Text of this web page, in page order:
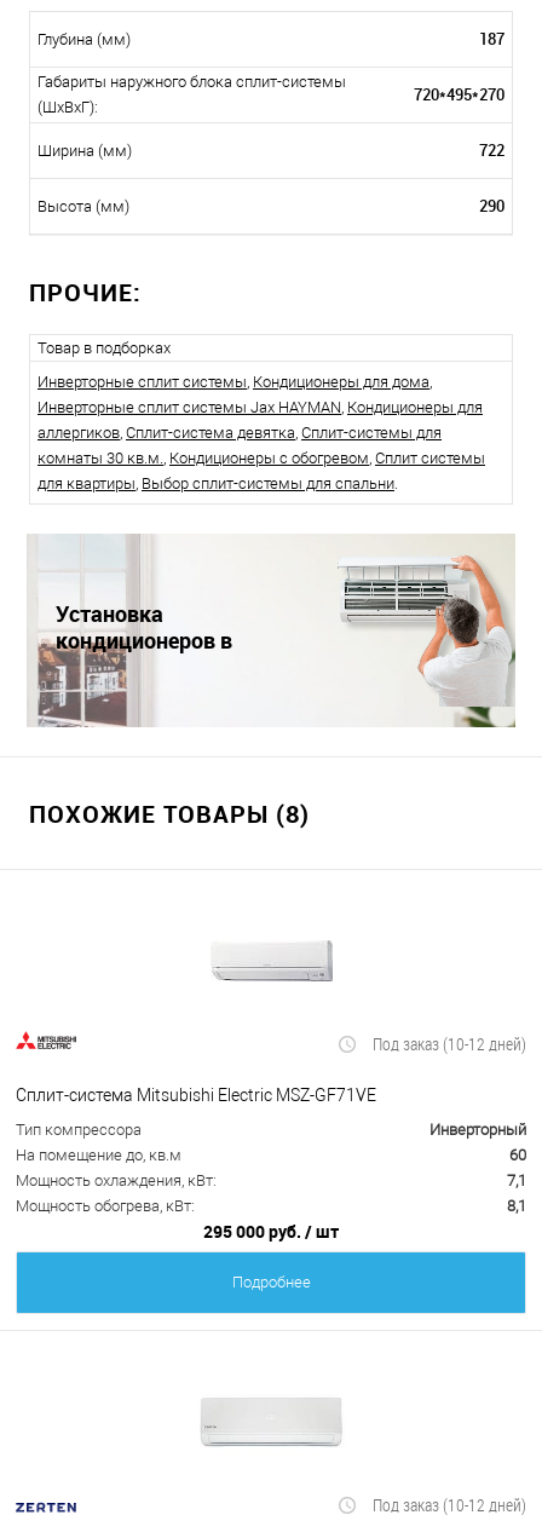
Глубина (мм) 187
Габариты наружного блока сплит-системы
(ШxВxГ):
720*495*270
Ширина (мм) 722
Высота (мм) 290
ПРОЧИЕ:
Товар в подборках
Инверторные сплит системы, Кондиционеры для дома,
Инверторные сплит системы Jax HAYMAN, Кондиционеры для
аллергиков, Сплит-система девятка, Сплит-системы для
комнаты 30 кв.м., Кондиционеры с обогревом, Сплит системы
для квартиры, Выбор сплит-системы для спальни.
Установка
кондиционеров в
Краснодаре
ПОХОЖИЕ ТОВАРЫ (8)
Под заказ (10-12 дней)
Сплит-система Mitsubishi Electric MSZ-GF71VE
Тип компрессора
Инверторный
На помещение до, кв.м
60
Мощность охлаждения, кВт:
7,1
Мощность обогрева, кВт:
8,1
295 000 руб. / шт
Подробнее
Под заказ (10-12 дней)